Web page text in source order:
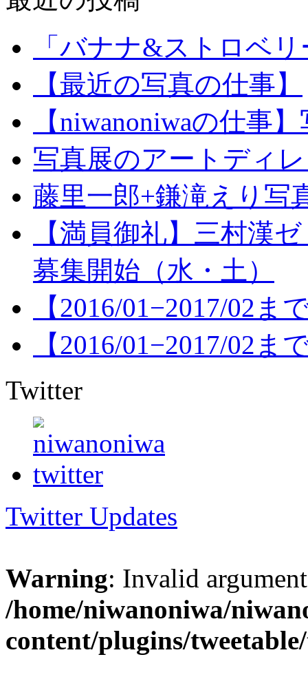
「バナナ&ストロベ
【最近の写真の仕事】
【niwanoniwaの仕事
写真展のアートディ
藤里一郎+鎌滝えり写
【満員御礼】三村漢
募集開始（水・土）
【2016/01−2017/02ま
【2016/01−2017/02ま
Twitter
Twitter Updates
Warning: Invalid
/home/niwanoniwa/
content/plugins/